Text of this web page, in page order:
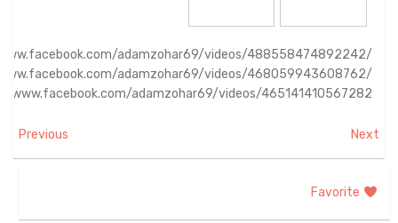
adamzohar69/videos/488558474892242/
adamzohar69/videos/468059943608762/
www.facebook.com/adamzohar69/videos/465141410567282/
Previous Next